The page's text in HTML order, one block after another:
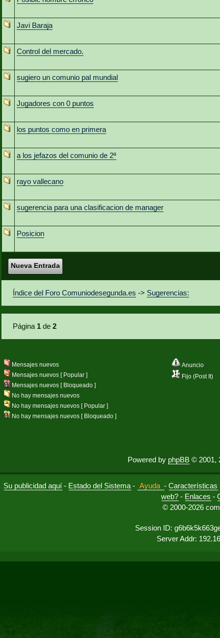
Javi Baraja
Control del mercado.
sugiero un comunio pal mundial
Jugadores con 0 puntos
los puntos como en primera
a los jefazos del comunio de 2ª
rayo vallecano
sugerencia para una clasificacion de manager
Posicion
Nueva Entrada
Índice del Foro Comuniodesegunda.es -> Sugerencias:
Página 1 de2
Anuncio
Fijo (Post It)
Mensajes nuevos
Mensajes nuevos [ Popular ]
Mensajes nuevos [ Bloqueado ]
No hay mensajes nuevos
No hay mensajes nuevos [ Popular ]
No hay mensajes nuevos [ Bloqueado ]
Powered by phpBB © 2001,
Su publicidad aquí - Estado del Sistema - Ayuda -Características
web? - Enlaces -
© 2000-2026
Session ID:
Server Addr: